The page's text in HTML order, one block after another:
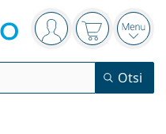
Navigeerimismenüü
Oled sisse logitud
Ostukorv
Ava
Otsi